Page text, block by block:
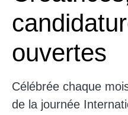
ouvertes
Célébrée chaque
de la journée